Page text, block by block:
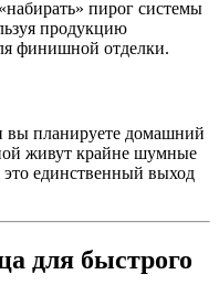
пирог системы
продукцию
финишной отделки.
вы планируете домашний
живут крайне шумные
единственный выход
для быстрого